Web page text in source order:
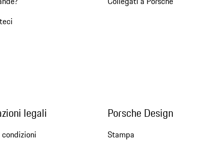
legali Porsche Design
Stampa